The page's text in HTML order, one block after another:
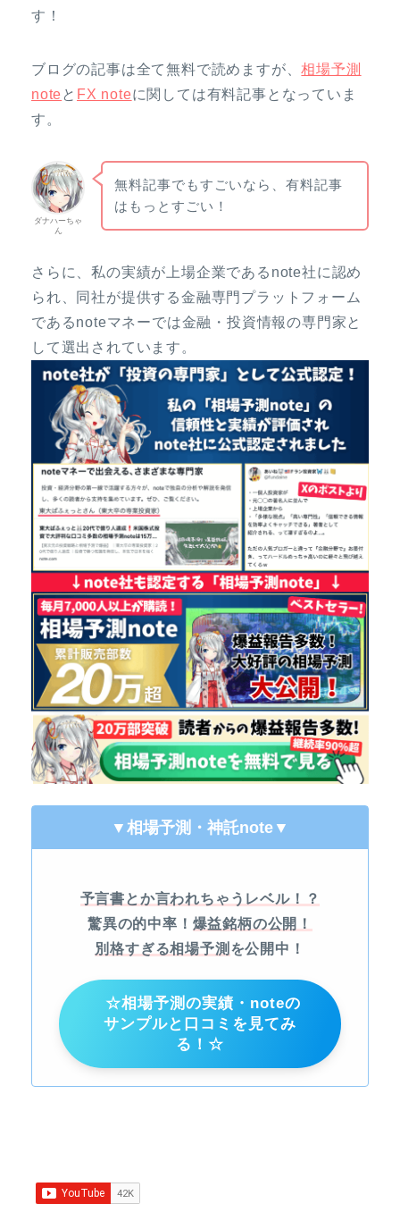
す！
ブログの記事は全て無料で読めますが、相場予測
note と FX noteに関しては有料記事となっていま
す。
ダナハーちゃ
ん
無料記事でもすごいなら、有料記事
はもっとすごい！
さらに、私の実績が上場企業であるnote社に認め
られ、同社が提供する金融専門プラットフォーム
であるnoteマネーでは金融・投資情報の専門家と
して選出されています。
▼相場予測・神託note ▼
予言書とか言われちゃうレベル！？
驚異の的中率！ 爆益銘柄の公開！
別格すぎる相場予測 を公開中！
☆相場予測の実績・noteの
サンプルと口コミを見てみ
る！☆